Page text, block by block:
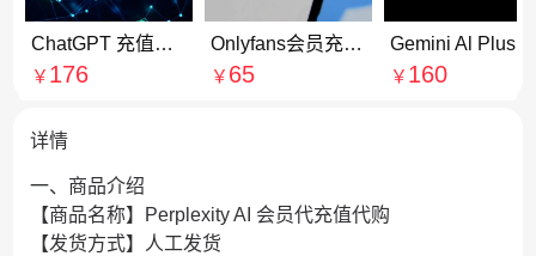
ChatGPT 充值订阅Go会员 代付代购
￥ 176
Onlyfans会员充值 Onlyfans订阅赞助博主代付代购
￥ 65
Gemini Al Plus会员充值 Gemini Pro会员订阅续费
￥ 160
详情
一、商品介绍
【商品名称】Perplexity AI 会员代充值代购
【发货方式】人工发货